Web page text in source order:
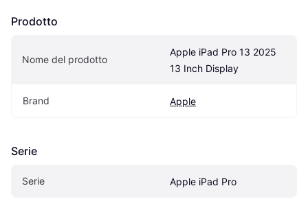
Prodotto
Nome del prodotto
Apple iPad Pro 13 2025
13 Inch Display
Brand Apple
Serie
Serie Apple iPad Pro